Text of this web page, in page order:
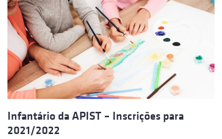
Infantário da APIST – Inscrições para
2021/2022